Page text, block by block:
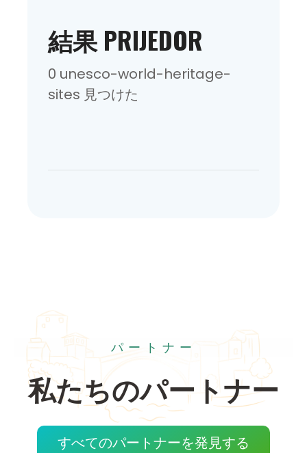
結果 PRIJEDOR
0 unesco-world-heritage-
sites 見つけた
パートナー
私たちのパートナー
すべてのパートナーを発見する